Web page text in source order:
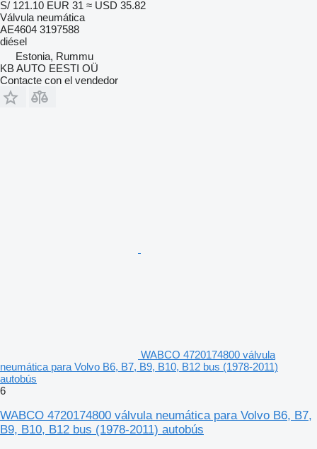
S/ 121.10 EUR 31 ≈ USD 35.82
Válvula neumática
AE4604 3197588
diésel
Estonia, Rummu
KB AUTO EESTI OÜ
Contacte con el vendedor
WABCO 4720174800 válvula
neumática para Volvo B6, B7, B9, B10, B12 bus (1978-2011)
autobús
6
WABCO 4720174800 válvula neumática para Volvo B6, B7,
B9, B10, B12 bus (1978-2011) autobús